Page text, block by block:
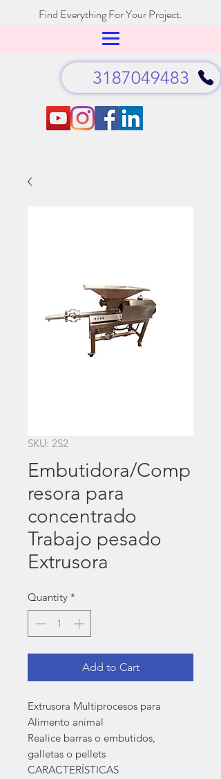
Find Everything For Your Project.
3187049483
SKU: 2S2
Embutidora/Comp
resora para
concentrado
Trabajo pesado
Extrusora
Quantity *
Add to Cart
Extrusora Multiprocesos para
Alimento animal
Realice barras o embutidos,
galletas o pellets
CARACTERÍSTICAS